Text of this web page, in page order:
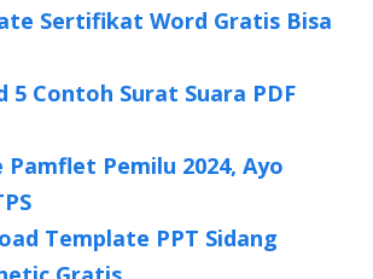
Sertifikat Word Gratis Bisa
5 Contoh Surat Suara PDF
Pemilu 2024, Ayo
Template PPT Sidang